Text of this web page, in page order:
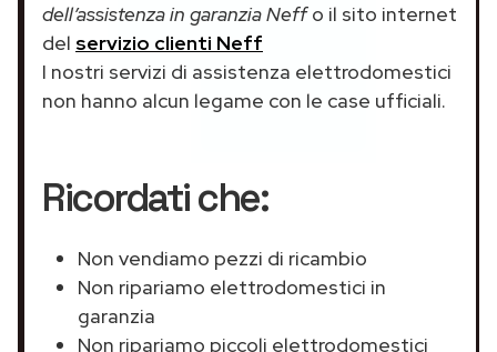
dell’assistenza in garanzia Neffo il sito internet
del servizio clienti Neff
I nostri servizi di assistenza elettrodomestici
non hanno alcun legame con le case ufficiali.
Ricordati che:
Non vendiamo pezzi di ricambio
Non ripariamo elettrodomestici in
garanzia
Non ripariamo piccoli elettrodomestici